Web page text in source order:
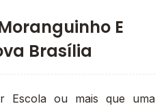
E
Brasília
Escola ou mais que uma